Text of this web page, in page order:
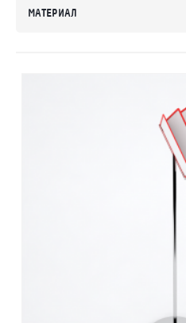
Гарантия
МАТЕРИАЛ